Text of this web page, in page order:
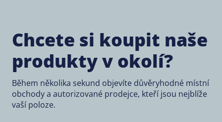
Chcete si koupit naše
produkty v okolí?
Během několika sekund objevíte důvěryhodné místní
obchody a autorizované prodejce, kteří jsou nejblíže
vaší poloze.